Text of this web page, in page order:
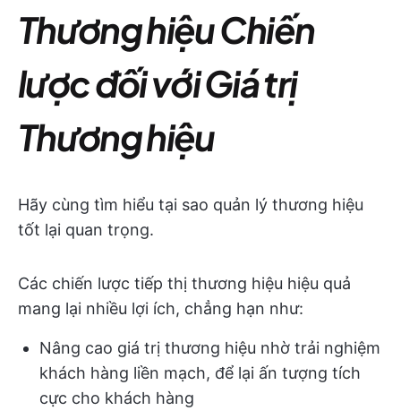
Thương hiệu Chiến
lược đối với Giá trị
Thương hiệu
Hãy cùng tìm hiểu tại sao quản lý thương hiệu
tốt lại quan trọng.
Các chiến lược tiếp thị thương hiệu hiệu quả
mang lại nhiều lợi ích, chẳng hạn như:
Nâng cao giá trị thương hiệu nhờ trải nghiệm
khách hàng liền mạch, để lại ấn tượng tích
cực cho khách hàng